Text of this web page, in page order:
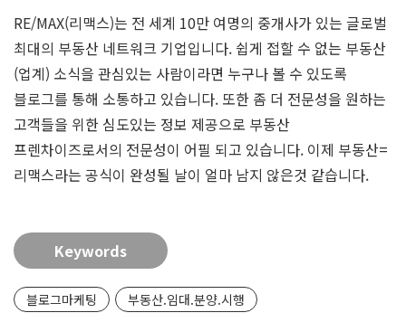
RE/MAX(리맥스)는 전 세계 10만 여명의 중개사가 있는 글로벌
최대의 부동산 네트워크 기업입니다. 쉽게 접할 수 없는 부동산
(업계) 소식을 관심있는 사람이라면 누구나 볼 수 있도록
블로그를 통해 소통하고 있습니다. 또한 좀 더 전문성을 원하는
고객들을 위한 심도있는 정보 제공으로 부동산
프렌차이즈로서의 전문성이 어필 되고 있습니다. 이제 부동산=
리맥스라는 공식이 완성될 날이 얼마 남지 않은것 같습니다.
Keywords
블로그마케팅 부동산.임대.분양.시행